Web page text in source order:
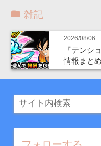
雑記
2026/08/06
『テンシ
情報まとめ